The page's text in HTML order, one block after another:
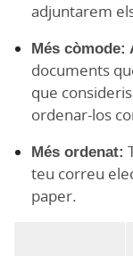
adjuntarem
Més còmode:
documents
que
ordenar-los
Més ordenat:
teu correu
paper.